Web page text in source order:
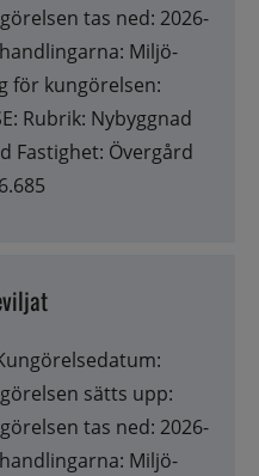
tas ned: 2026-
Miljö-
för kungörelsen:
Rubrik: Nybyggnad
Fastighet: Övergård
sätts upp:
tas ned: 2026-
Miljö-